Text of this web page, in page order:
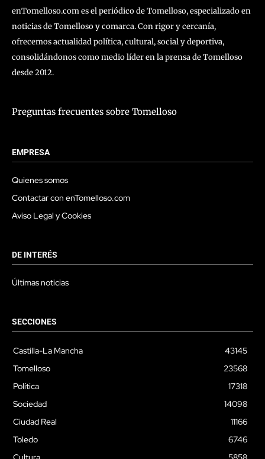
enTomelloso.com es el periódico de Tomelloso, especializado en
noticias de Tomelloso y comarca. Con rigor y cercanía,
ofrecemos actualidad política, cultural, social y deportiva,
consolidándonos como medio líder en la prensa de Tomelloso
desde 2012.
Preguntas frecuentes sobre Tomelloso
EMPRESA
Quienes somos
Contactar con enTomelloso.com
Aviso Legal y Cookies
DE INTERÉS
Últimas noticias
SECCIONES
Castilla-La Mancha
43145
Tomelloso
23568
Política
17318
Sociedad
14098
Ciudad Real
11166
Toledo
6746